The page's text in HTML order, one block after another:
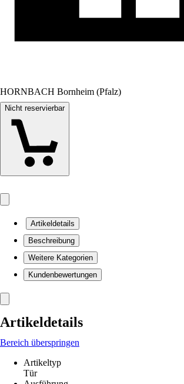
HORNBACH Bornheim (Pfalz)
Nicht reservierbar
Artikeldetails
Beschreibung
Weitere Kategorien
Kundenbewertungen
Artikeldetails
Bereich überspringen
Artikeltyp
Tür